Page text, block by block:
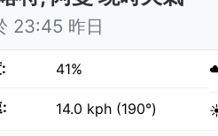
23:45 昨日
41%
14.0 kph (190°)